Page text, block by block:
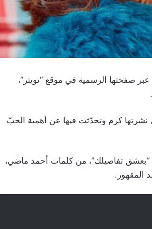
صفحتها الرسمية في موقع “تويتر”،
نشرتها كرم وتحدّثت فيها عن أهمية الحبّ
“بعشق تفاصيلك”، من كلمات أحمد ماضي،
المقهور.